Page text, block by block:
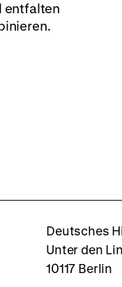
entfalten
Deutsches
Unter den
10117 Berlin